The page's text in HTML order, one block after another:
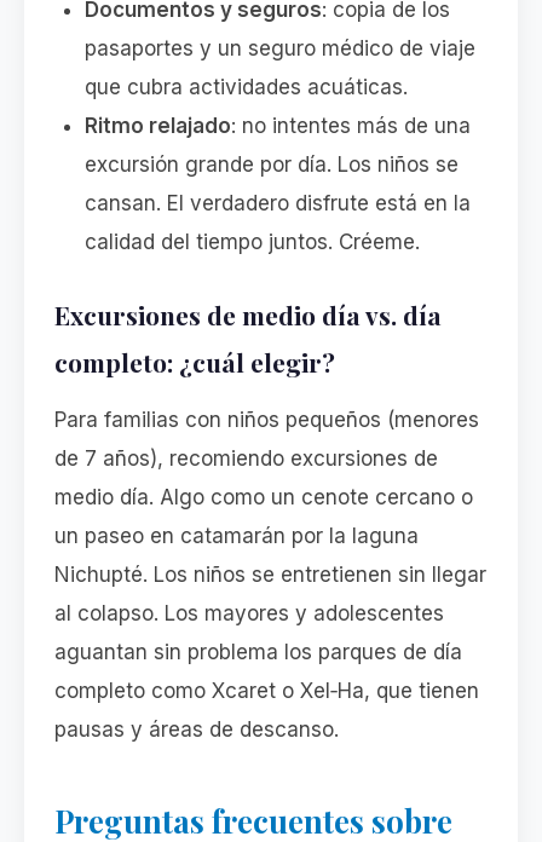
Documentos y seguros: copia de los
pasaportes y un seguro médico de viaje
que cubra actividades acuáticas.
Ritmo relajado: no intentes más de una
excursión grande por día. Los niños se
cansan. El verdadero disfrute está en la
calidad del tiempo juntos. Créeme.
Excursiones de medio día vs. día
completo: ¿cuál elegir?
Para familias con niños pequeños (menores
de 7 años), recomiendo excursiones de
medio día. Algo como un cenote cercano o
un paseo en catamarán por la laguna
Nichupté. Los niños se entretienen sin llegar
al colapso. Los mayores y adolescentes
aguantan sin problema los parques de día
completo como Xcaret o Xel‑Ha, que tienen
pausas y áreas de descanso.
Preguntas frecuentes sobre